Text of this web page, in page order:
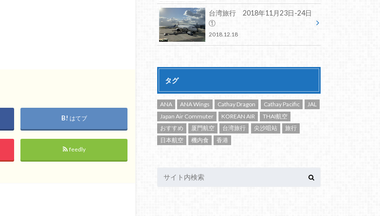
はてブ
feedly
台湾旅行 2018年11月23日-24日
①
2018.12.18
タグ
ANA ANA Wings Cathay Dragon Cathay Pacific
JAL
Japan Air Commuter
KOREAN AIR
THAI航空
おすすめ
厦門航空 台湾旅行 尖沙咀站
旅行
日本航空
機内食 香港